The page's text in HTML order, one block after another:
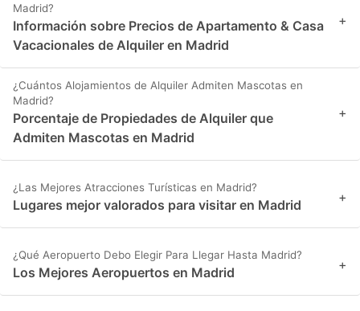
Madrid?
Información sobre Precios de Apartamento & Casa
Vacacionales de Alquiler en Madrid
+
¿Cuántos Alojamientos de Alquiler Admiten Mascotas en
Madrid?
Porcentaje de Propiedades de Alquiler que
Admiten Mascotas en Madrid
+
¿Las Mejores Atracciones Turísticas en Madrid?
Lugares mejor valorados para visitar en Madrid +
¿Qué Aeropuerto Debo Elegir Para Llegar Hasta Madrid?
Los Mejores Aeropuertos en Madrid +